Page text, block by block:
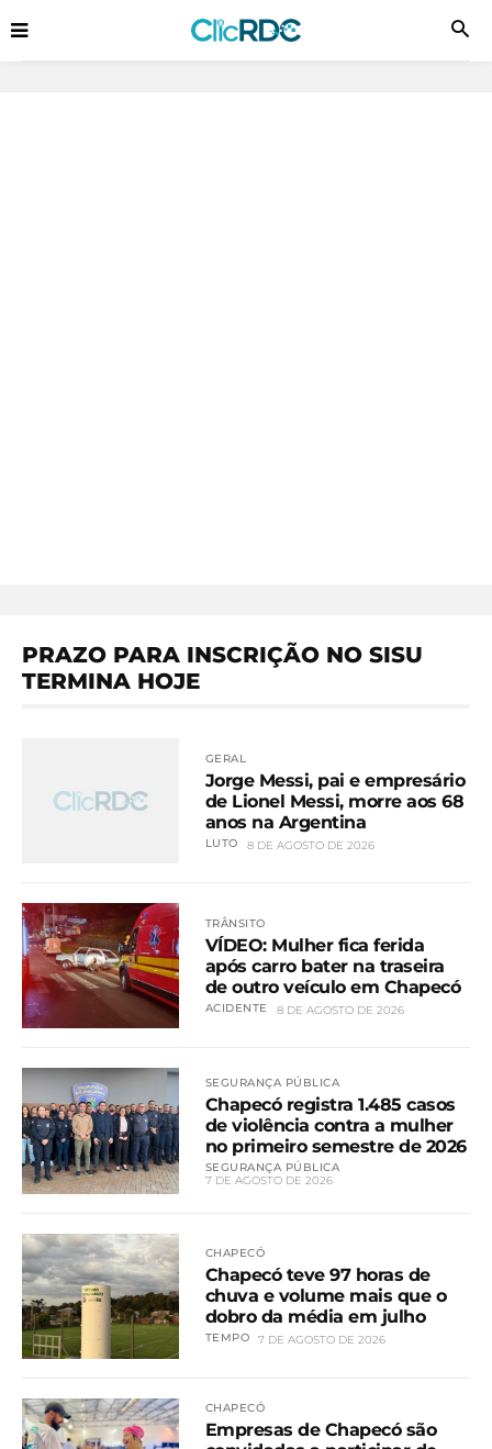
PRAZO PARA INSCRIÇÃO NO SISU
TERMINA HOJE
GERAL
Jorge Messi, pai e empresário
de Lionel Messi, morre aos 68
anos na Argentina
LUTO 8 DE AGOSTO DE 2026
TRÂNSITO
VÍDEO: Mulher fica ferida
após carro bater na traseira
de outro veículo em Chapecó
ACIDENTE 8 DE AGOSTO DE 2026
SEGURANÇA PÚBLICA
Chapecó registra 1.485 casos
de violência contra a mulher
no primeiro semestre de 2026
SEGURANÇA PÚBLICA
7 DE AGOSTO DE 2026
CHAPECÓ
Chapecó teve 97 horas de
chuva e volume mais que o
dobro da média em julho
TEMPO 7 DE AGOSTO DE 2026
CHAPECÓ
Empresas de Chapecó são